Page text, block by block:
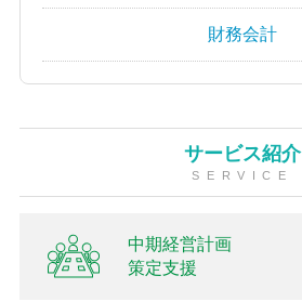
財務会計
サービス紹介
SERVICE
中期経営計画
策定支援